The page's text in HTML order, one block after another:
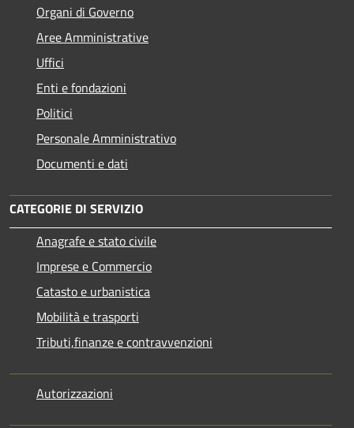
Organi di Governo
Aree Amministrative
Uffici
Enti e fondazioni
Politici
Personale Amministrativo
Documenti e dati
CATEGORIE DI SERVIZIO
Anagrafe e stato civile
Imprese e Commercio
Catasto e urbanistica
Mobilità e trasporti
Tributi,finanze e contravvenzioni
Autorizzazioni